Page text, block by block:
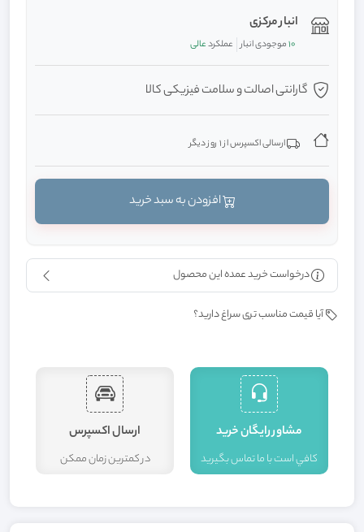
انبار مرکزی
10موجودی انبار عملکردعالی
گارانتی اصالت و سلامت فیزیکی کالا
ارسالی اکسپرس از 1 روز دیگر
درخواست خرید عمده این محصول
آیا قیمت مناسب تری سراغ دارید؟
مشاور رايگان خريد
کافي است با ما تماس بگيريد
ارسال اکسپرس
در کمترين زمان ممکن